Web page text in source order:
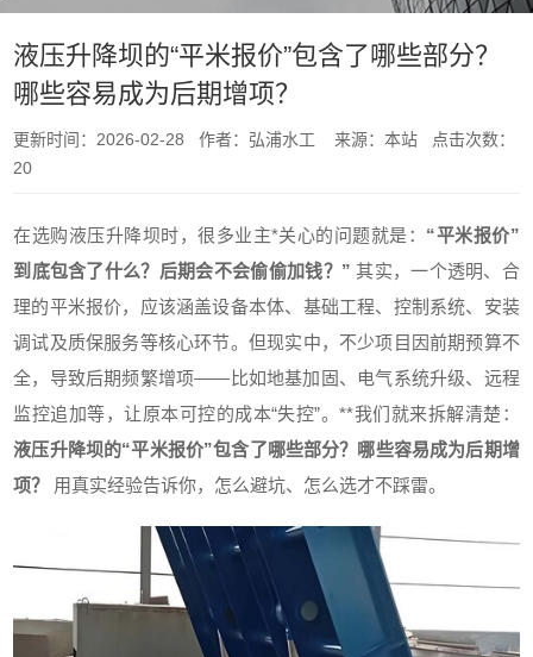
液压升降坝的“平米报价”包含了哪些部分？
哪些容易成为后期增项？
更新时间：2026-02-28 作者：弘浦水工 来源：本站 点击次数：
20
在选购液压升降坝时，很多业主*关心的问题就是： “平米报价”
到底包含了什么？后期会不会偷偷加钱？” 其实，一个透明、合
理的平米报价，应该涵盖设备本体、基础工程、控制系统、安装
调试及质保服务等核心环节。但现实中，不少项目因前期预算不
全，导致后期频繁增项——比如地基加固、电气系统升级、远程
监控追加等，让原本可控的成本“失控”。**我们就来拆解清楚：
液压升降坝的“平米报价”包含了哪些部分？哪些容易成为后期增
项？
用真实经验告诉你，怎么避坑、怎么选才不踩雷。